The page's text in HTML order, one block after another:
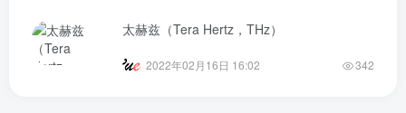
太赫兹（Tera Hertz，THz）
2022年02月16日 16:02 342